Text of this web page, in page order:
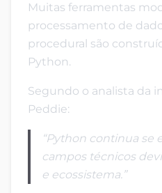
Muitas ferramentas
processamento de
procedural são
Python.
Segundo o analista da
Peddie:
“Python continua se
campos técnicos
e ecossistema.”